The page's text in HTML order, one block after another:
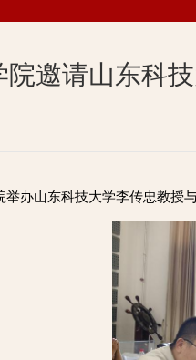
院邀请山东科
办山东科技大学李传忠教授